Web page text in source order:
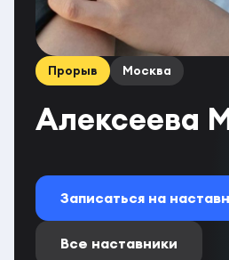
Прорыв Москва
Алексеева
Записаться на
Все наставники